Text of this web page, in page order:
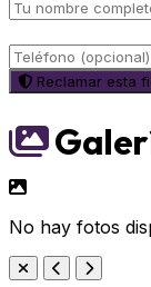
Reclamar esta
No hay fotos